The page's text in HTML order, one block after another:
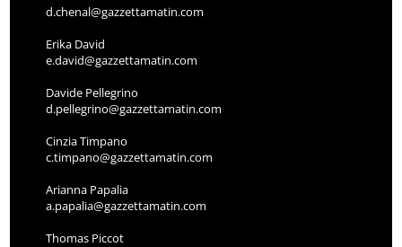
d.chenal@gazzettamatin.com
Erika David
e.david@gazzettamatin.com
Davide Pellegrino
d.pellegrino@gazzettamatin.com
Cinzia Timpano
c.timpano@gazzettamatin.com
Arianna Papalia
a.papalia@gazzettamatin.com
Thomas Piccot